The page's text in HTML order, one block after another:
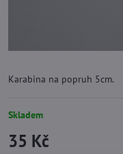
Karabina na popruh 5cm.
Skladem
35 Kč